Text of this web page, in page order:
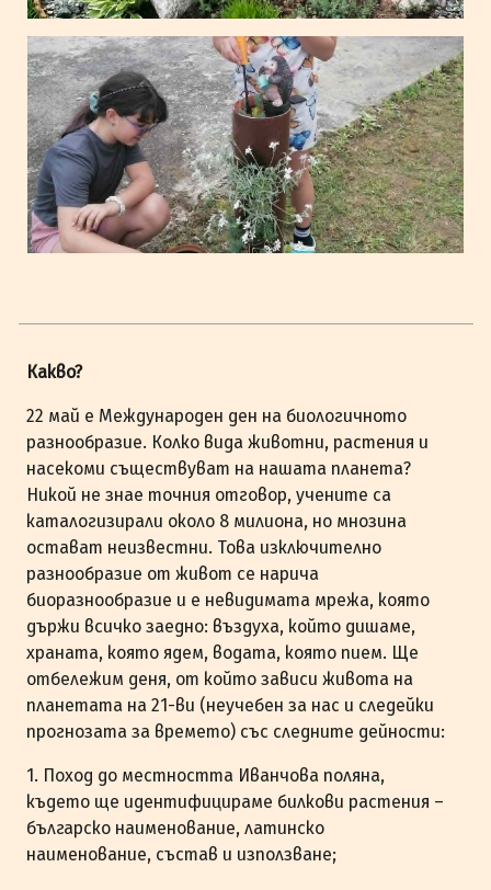
Какво?
22 май е Международен ден на биологичното
разнообразие. Колко вида животни, растения и
насекоми съществуват на нашата планета?
Никой не знае точния отговор, учените са
каталогизирали около 8 милиона, но мнозина
остават неизвестни. Това изключително
разнообразие от живот се нарича
биоразнообразие и е невидимата мрежа, която
държи всичко заедно: въздуха, който дишаме,
храната, която ядем, водата, която пием. Ще
отбележим деня, от който зависи живота на
планетата на 21-ви (неучебен за нас и следейки
прогнозата за времето) със следните дейности:
1. Поход до местността Иванчова поляна,
където ще идентифицираме билкови растения –
българско наименование, латинско
наименование, състав и използване;